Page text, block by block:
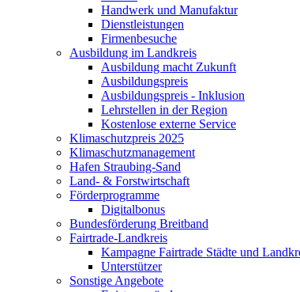
Handwerk und Manufaktur
Dienstleistungen
Firmenbesuche
Ausbildung im Landkreis
Ausbildung macht Zukunft
Ausbildungspreis
Ausbildungspreis - Inklusion
Lehrstellen in der Region
Kostenlose externe Service
Klimaschutzpreis 2025
Klimaschutzmanagement
Hafen Straubing-Sand
Land- & Forstwirtschaft
Förderprogramme
Digitalbonus
Bundesförderung Breitband
Fairtrade-Landkreis
Kampagne Fairtrade Städte und
Unterstützer
Sonstige Angebote